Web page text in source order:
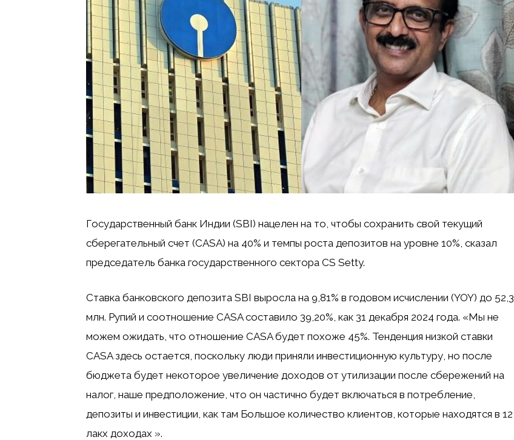
Государственный банк Индии (SBI) нацелен на то, чтобы сохранить свой текущий
сберегательный счет (CASA) на 40% и темпы роста депозитов на уровне 10%, сказал
председатель банка государственного сектора CS Setty.
Ставка банковского депозита SBI выросла на 9,81% в годовом исчислении (YOY) до 52,3
млн. Рупий и соотношение CASA составило 39,20%, как 31 декабря 2024 года. «Мы не
можем ожидать, что отношение CASA будет похоже 45%. Тенденция низкой ставки
CASA здесь остается, поскольку люди приняли инвестиционную культуру, но после
бюджета будет некоторое увеличение доходов от утилизации после сбережений на
налог, наше предположение, что он частично будет включаться в потребление,
депозиты и инвестиции, как там Большое количество клиентов, которые находятся в 12
лакх доходах ».